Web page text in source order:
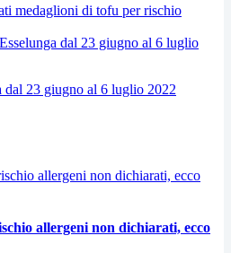
medaglioni di tofu per rischio
dal 23 giugno al 6 luglio
allergeni non dichiarati, ecco